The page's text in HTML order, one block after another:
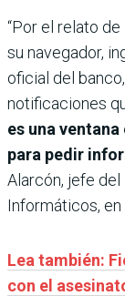
“Por el relato
su navegador,
oficial del
notificaciones
es una
para pedir
Alarcón, jefe
Informáticos, en
Lea también:
con el